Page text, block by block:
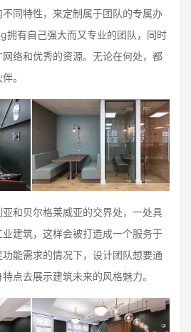
同特性，来定制属于团队的专属办
拥有自己强大而又专业的团队，同时
络和优秀的资源。无论在何处，都
。
和贝尔格莱威亚的交界处，一处具
建筑，这样会被打造成一个服务于
能需求的情况下，设计团队想要通
点去展示建筑未来的风格魅力。